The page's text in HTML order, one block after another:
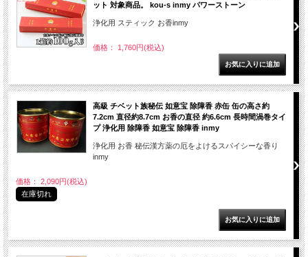
ット 対象商品。 kou-s inmy パワーストーン
浄化用 スティック お香inmy
価格： 1,760円(税込)
高級 チベット族秘伝 如意宝 除障香 赤缶 缶の高さ約
7.2cm 直径約8.7cm お香の直径 約6.6cm 長時間渦巻タイ
プ 浄化用 除障香 如意宝 除障香 inmy
浄化用 お香 秘伝漢方薬の厄をよけるスパイシーな香り
inmy
価格： 2,090円(税込)
在庫切れ